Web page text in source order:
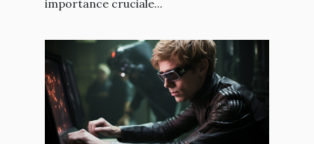
importance cruciale...